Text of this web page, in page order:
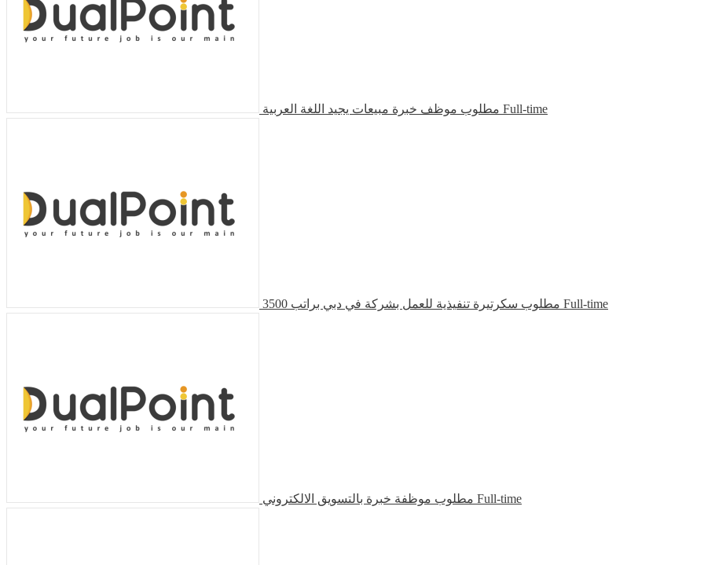
مطلوب موظف خبرة مبيعات يجيد اللغة العربية Full-time
مطلوب سكرتيرة تنفيذية للعمل بشركة في دبي براتب 3500 Full-time
مطلوب موظفة خبرة بالتسويق الالكتروني Full-time